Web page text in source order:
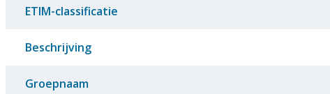
ETIM-classificatie
Beschrijving
Groepnaam